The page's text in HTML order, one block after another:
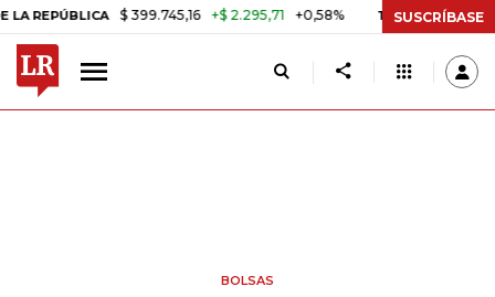
$ 399.745,16 +$ 2.295,71 +0,58% TASA DE USURA CRÉDITO
SUSCRÍBASE
BOLSAS